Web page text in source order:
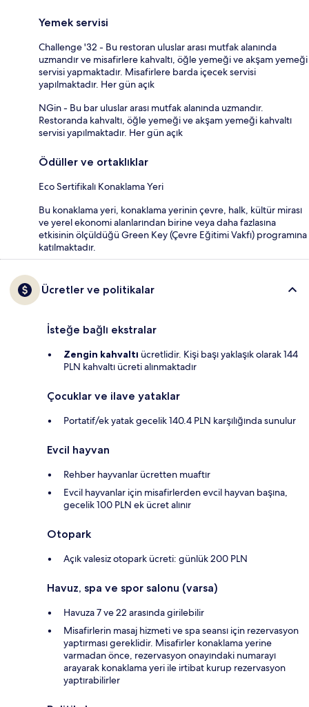
Yemek servisi
Challenge '32 - Bu restoran uluslar arası mutfak alanında
uzmandır ve misafirlere kahvaltı, öğle yemeği ve akşam yemeği
servisi yapmaktadır. Misafirlere barda içecek servisi
yapılmaktadır. Her gün açık
NGin - Bu bar uluslar arası mutfak alanında uzmandır.
Restoranda kahvaltı, öğle yemeği ve akşam yemeği kahvaltı
servisi yapılmaktadır. Her gün açık
Ödüller ve ortaklıklar
Eco Sertifikalı Konaklama Yeri
Bu konaklama yeri, konaklama yerinin çevre, halk, kültür mirası
ve yerel ekonomi alanlarından birine veya daha fazlasına
etkisinin ölçüldüğü Green Key (Çevre Eğitimi Vakfı) programına
katılmaktadır.
Ücretler ve politikalar
İsteğe bağlı ekstralar
Zengin kahvaltı ücretlidir. Kişi başı yaklaşık olarak 144
PLN kahvaltı ücreti alınmaktadır
Çocuklar ve ilave yataklar
Portatif/ek yatak gecelik 140.4 PLN karşılığında sunulur
Evcil hayvan
Rehber hayvanlar ücretten muaftır
Evcil hayvanlar için misafirlerden evcil hayvan başına,
gecelik 100 PLN ek ücret alınır
Otopark
Açık valesiz otopark ücreti: günlük 200 PLN
Havuz, spa ve spor salonu (varsa)
Havuza 7 ve 22 arasında girilebilir
Misafirlerin masaj hizmeti ve spa seansı için rezervasyon
yaptırması gereklidir. Misafirler konaklama yerine
varmadan önce, rezervasyon onayındaki numarayı
arayarak konaklama yeri ile irtibat kurup rezervasyon
yaptırabilirler